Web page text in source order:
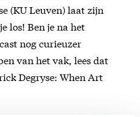
(KU Leuven) laat zijn
los! Ben je na het
nog curieuzer
van het vak, lees dat
Degryse: When Art